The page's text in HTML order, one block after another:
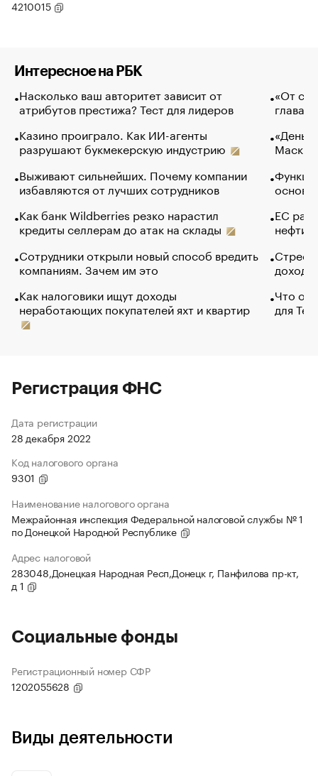
4210015
Интересное на РБК
Насколько ваш авторитет зависит от
атрибутов престижа? Тест для лидеров
Казино проиграло. Как ИИ-агенты
разрушают букмекерскую индустрию
Выживают сильнейших. Почему компании
избавляются от лучших сотрудников
Как банк Wildberries резко нарастил
кредиты селлерам до атак на склады
Сотрудники открыли новый способ вредить
компаниям. Зачем им это
Как налоговики ищут доходы
неработающих покупателей яхт и квартир
«От
глава
Маск в
основ
ЕС
нефти
Что
для
Регистрация ФНС
Дата регистрации
28 декабря 2022
Код налогового органа
9301
Наименование налогового органа
Межрайонная инспекция Федеральной налоговой службы № 1
по Донецкой Народной Республике
Адрес налоговой
283048,Донецкая Народная Респ,Донецк г, Панфилова пр-кт,
д 1
Социальные фонды
Регистрационный номер СФР
1202055628
Виды деятельности